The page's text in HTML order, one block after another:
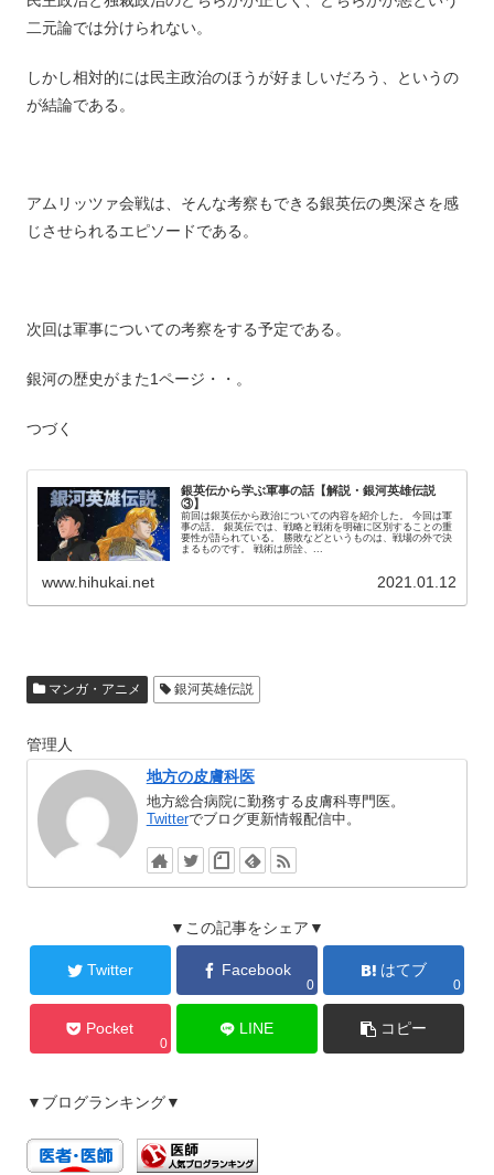
二元論では分けられない。
しかし相対的には民主政治のほうが好ましいだろう、というの
が結論である。
アムリッツァ会戦は、そんな考察もできる銀英伝の奥深さを感
じさせられるエピソードである。
次回は軍事についての考察をする予定である。
銀河の歴史がまた1ページ・・。
つづく
銀英伝から学ぶ軍事の話【解説・銀河英雄伝説
③】
前回は銀英伝から政治についての内容を紹介した。 今回は軍
事の話。 銀英伝では、戦略と戦術を明確に区別することの重
要性が語られている。 勝敗などというものは、戦場の外で決
まるものです。 戦術は所詮、...
www.hihukai.net 2021.01.12
マンガ・アニメ 銀河英雄伝説
管理人
地方の皮膚科医
地方総合病院に勤務する皮膚科専門医。
Twitterでブログ更新情報配信中。
▼この記事をシェア▼
Twitter Facebook
0
はてブ
0
Pocket
0
LINE コピー
▼ブログランキング▼